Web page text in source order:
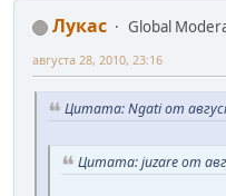
Лукас
Global
августа 28, 2010, 23:16
Цитата: Ngati от
Цитата: juzare от